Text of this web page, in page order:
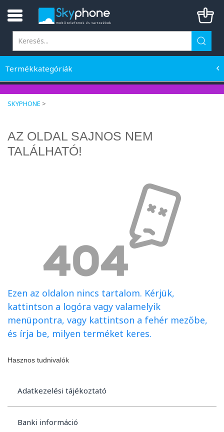
Termékkategóriák
SKYPHONE >
AZ OLDAL SAJNOS NEM
TALÁLHATÓ!
Ezen az oldalon nincs tartalom. Kérjük,
kattintson a logóra vagy valamelyik
menüpontra, vagy kattintson a fehér mezőbe,
és írja be, milyen terméket keres.
Hasznos tudnivalók
Adatkezelési tájékoztató
Banki információ